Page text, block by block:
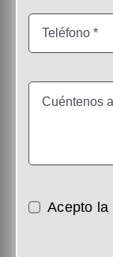
Acepto la